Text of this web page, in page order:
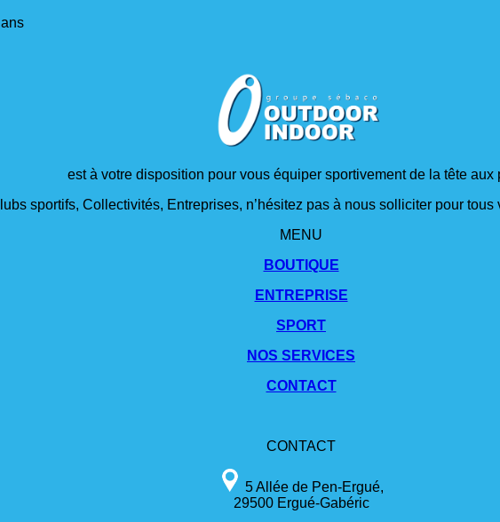
est à votre disposition pour vous équiper sportivement de la tête aux
sportifs, Collectivités, Entreprises, n’hésitez pas à nous solliciter pour
MENU
BOUTIQUE
ENTREPRISE
SPORT
NOS SERVICES
CONTACT
CONTACT
5 Allée de Pen-Ergué,
29500 Ergué-Gabéric